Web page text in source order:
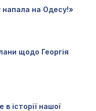
напала на Одесу!»
щодо Георгія
історії нашої